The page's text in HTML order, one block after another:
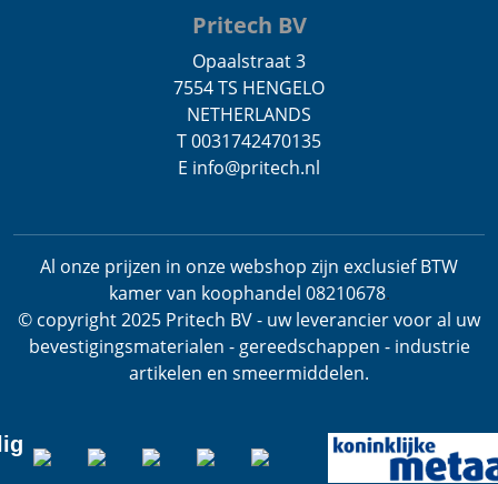
Pritech BV
Opaalstraat 3
7554 TS HENGELO
NETHERLANDS
T 0031742470135
E info@pritech.nl
Al onze prijzen in onze webshop zijn exclusief BTW
kamer van koophandel 08210678.
© copyright 2025 Pritech BV - uw leverancier voor al uw
bevestigingsmaterialen - gereedschappen - industrie
artikelen en smeermiddelen.